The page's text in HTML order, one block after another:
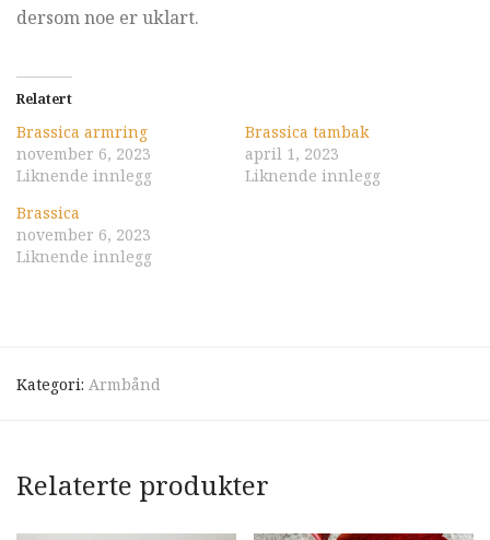
dersom noe er uklart.
Relatert
Brassica armring
november 6, 2023
Liknende innlegg
Brassica tambak
april 1, 2023
Liknende innlegg
Brassica
november 6, 2023
Liknende innlegg
Kategori: Armbånd
Relaterte produkter